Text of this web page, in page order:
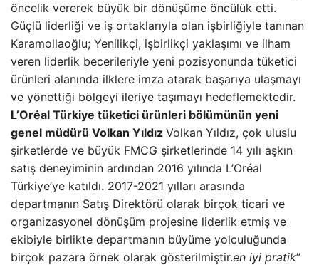
öncelik vererek büyük bir dönüşüme öncülük etti.
Güçlü liderliği ve iş ortaklarıyla olan işbirliğiyle tanınan
Karamollaoğlu; Yenilikçi, işbirlikçi yaklaşımı ve ilham
veren liderlik becerileriyle yeni pozisyonunda tüketici
ürünleri alanında ilklere imza atarak başarıya ulaşmayı
ve yönettiği bölgeyi ileriye taşımayı hedeflemektedir.
L’Oréal Türkiye tüketici ürünleri bölümünün yeni
genel müdürü Volkan Yıldız Volkan Yıldız, çok uluslu
şirketlerde ve büyük FMCG şirketlerinde 14 yılı aşkın
satış deneyiminin ardından 2016 yılında L’Oréal
Türkiye’ye katıldı. 2017-2021 yılları arasında
departmanın Satış Direktörü olarak birçok ticari ve
organizasyonel dönüşüm projesine liderlik etmiş ve
ekibiyle birlikte departmanın büyüme yolculuğunda
birçok pazara örnek olarak gösterilmiştir.en iyi pratik”